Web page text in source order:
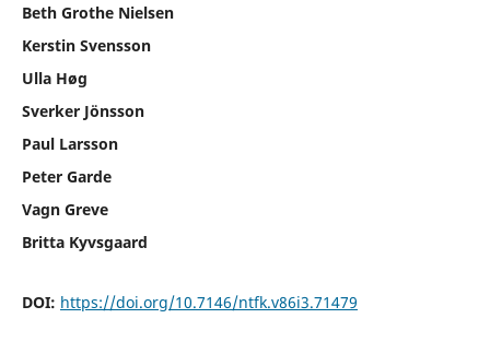
Beth Grothe Nielsen
Kerstin Svensson
Ulla Høg
Sverker Jönsson
Paul Larsson
Peter Garde
Vagn Greve
Britta Kyvsgaard
DOI: https://doi.org/10.7146/ntfk.v86i3.71479